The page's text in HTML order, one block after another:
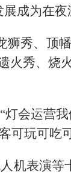
成为在
狮秀、顶
火秀、
会运营
可玩可吃
机表演